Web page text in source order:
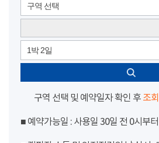
구역 선택
1박 2일
구역 선택 및 예약일자 확인 후 조
■ 예약가능일 : 사용일 30일 전 0시부